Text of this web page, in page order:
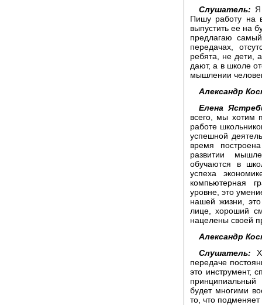
Слушатель: Я
Пишу работу на
выпустить ее на
предлагаю
передачах,
ребята, не дети,
дают, а в школе
мышлении
Александр
Елена
всего, мы хотим
работе
успешной
время
развитии
обучаются в
успеха
компьютерная
уровне, это
нашей жизни,
лице, хороший
нацелены своей
Александр
Слушатель:
передаче
это инструмент,
будет многими
то, что